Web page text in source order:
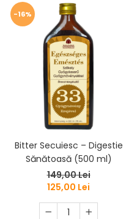
-16%
Bitter Secuiesc – Digestie
Sănătoasă (500 ml)
149,00 Lei
125,00 Lei